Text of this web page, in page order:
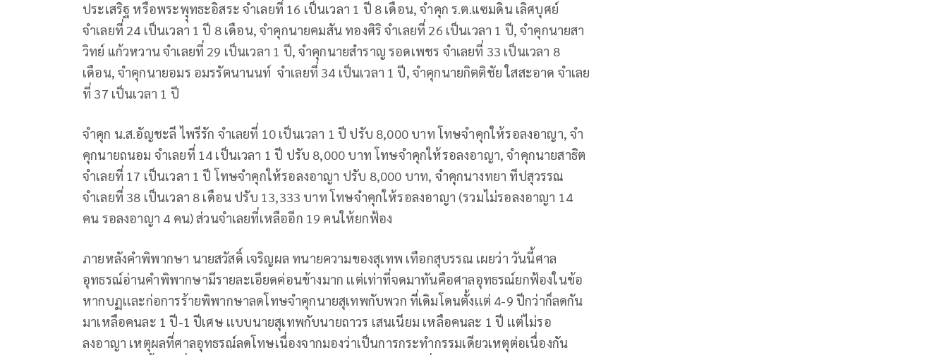
ประเสริฐ หรือพระพุุทธะอิสระ จำเลยที่ 16 เป็นเวลา 1 ปี 8 เดือน, จำคุก ร.ต.แซมดิน เลิศบุศย์
จำเลยที่ 24 เป็นเวลา 1 ปี 8 เดือน, จำคุกนายคมสัน ทองศิริ จำเลยที่ 26 เป็นเวลา 1 ปี, จำคุกนายสา
วิทย์ แก้วหวาน จำเลยที่ 29 เป็นเวลา 1 ปี, จำคุกนายสำราญ รอดเพชร จำเลยที่ 33 เป็นเวลา 8
เดือน, จำคุกนายอมร อมรรัตนานนท์ จำเลยที่ 34 เป็นเวลา 1 ปี, จำคุกนายกิตติชัย ใสสะอาด จำเลย
ที่ 37 เป็นเวลา 1 ปี
จำคุก น.ส.อัญชะลี ไพรีรัก จำเลยที่ 10 เป็นเวลา 1 ปี ปรับ 8,000 บาท โทษจำคุกให้รอลงอาญา, จำ
คุกนายถนอม จำเลยที่ 14 เป็นเวลา 1 ปี ปรับ 8,000 บาท โทษจำคุกให้รอลงอาญา, จำคุกนายสาธิต
จำเลยที่ 17 เป็นเวลา 1 ปี โทษจำคุกให้รอลงอาญา ปรับ 8,000 บาท, จำคุกนางทยา ทีปสุวรรณ
จำเลยที่ 38 เป็นเวลา 8 เดือน ปรับ 13,333 บาท โทษจำคุกให้รอลงอาญา (รวมไม่รอลงอาญา 14
คน รอลงอาญา 4 คน) ส่วนจำเลยที่เหลืออีก 19 คนให้ยกฟ้อง
ภายหลังคำพิพากษา นายสวัสดิ์ เจริญผล ทนายความของสุเทพ เทือกสุบรรณ เผยว่า วันนี้ศาล
อุทธรณ์อ่านคำพิพากษามีรายละเอียดค่อนข้างมาก เเต่เท่าที่จดมาทันคือศาลอุทธรณ์ยกฟ้องในข้อ
หากบฏเเละก่อการร้ายพิพากษาลดโทษจำคุกนายสุเทพกับพวก ที่เดิมโดนตั้งเเต่ 4-9 ปีกว่าก็ลดกัน
มาเหลือคนละ 1 ปี-1 ปีเศษ เเบบนายสุเทพกับนายถาวร เสนเนียม เหลือคนละ 1 ปี เเต่ไม่รอ
ลงอาญา เหตุผลที่ศาลอุทธรณ์ลดโทษเนื่องจากมองว่าเป็นการกระทำกรรมเดียวเหตุต่อเนื่องกัน